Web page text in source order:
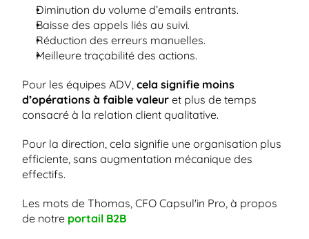
Diminution du volume d’emails entrants.
Baisse des appels liés au suivi.
Réduction des erreurs manuelles.
Meilleure traçabilité des actions.
Pour les équipes ADV, cela signifie moins
d’opérations à faible valeur et plus de temps
consacré à la relation client qualitative.
Pour la direction, cela signifie une organisation plus
efficiente, sans augmentation mécanique des
effectifs.
Les mots de Thomas, CFO Capsul'in Pro, à propos
de notre portail B2B